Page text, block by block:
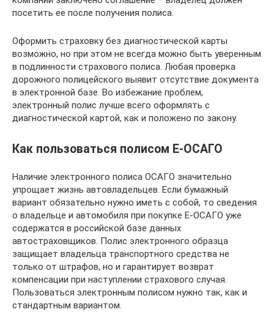
посетить ее после получения полиса.
Оформить страховку без диагностической карты
возможно, но при этом не всегда можно быть уверенным
в подлинности страхового полиса. Любая проверка
дорожного полицейского выявит отсутствие документа
в электронной базе. Во избежание проблем,
электронный полис лучше всего оформлять с
диагностической картой, как и положено по закону.
Как пользоваться полисом Е-ОСАГО
Наличие электронного полиса ОСАГО значительно
упрощает жизнь автовладельцев. Если бумажный
вариант обязательно нужно иметь с собой, то сведения
о владельце и автомобиля при покупке Е-ОСАГО уже
содержатся в российской базе данных
автостраховщиков. Полис электронного образца
защищает владельца транспортного средства не
только от штрафов, но и гарантирует возврат
компенсации при наступлении страхового случая.
Пользоваться электронным полисом нужно так, как и
стандартным вариантом.